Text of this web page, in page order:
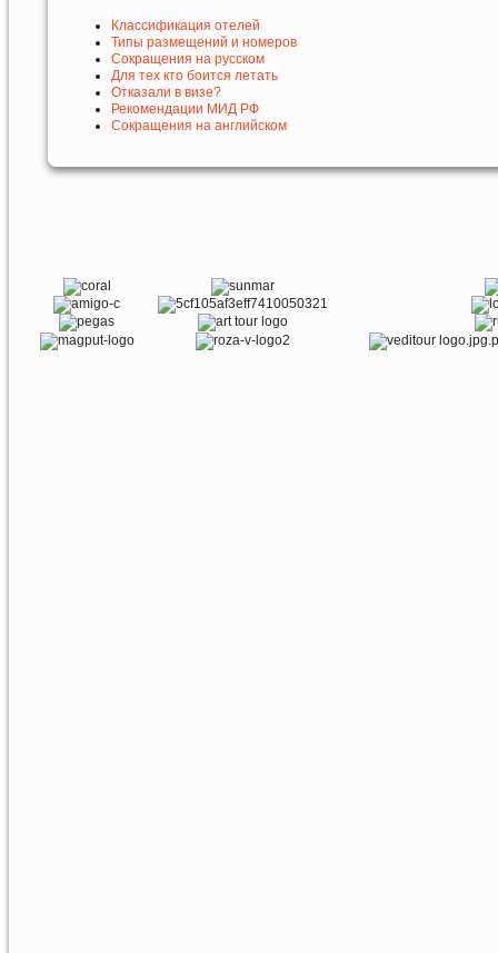
Классификация отелей
Типы размещений и номеров
Сокращения на русском
Для тех кто боится летать
Отказали в визе?
Рекомендации МИД РФ
Сокращения на английском